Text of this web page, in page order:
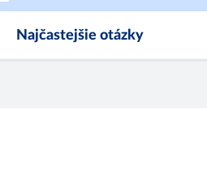
Najčastejšie otázky